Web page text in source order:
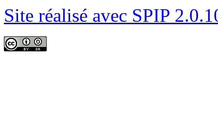
Site réalisé avec SPIP